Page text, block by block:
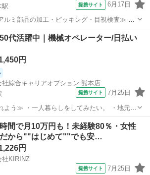
駅
提携サイト 6月17日
ミ部品の加工・ピッキング・目視検査≫ ◆
品の表面を削ったり・穴をあける加工など ◆
ピッキングもお願いします ◆完成された製品
除く作...
良木駅 工場
代活躍中｜機械オペレーター/日払い
円
社綜合キャリアオプション 熊本店
提携サイト 7月25日
よう≫ ・一人暮らしをしてみたい。 ・地元か
てみたい。 ・すぐに働けて稼げる仕事がした
な「寮完備」のお仕事です！ 赴任地までの交
)！...
武駅 工場
間で月10万円も！未経験80％・女性
から""はじめて""でも安…
円
社KIRINZ
提携サイト 7月25日